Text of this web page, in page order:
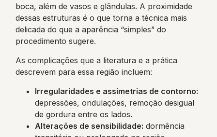
boca, além de vasos e glândulas. A proximidade
dessas estruturas é o que torna a técnica mais
delicada do que a aparência “simples” do
procedimento sugere.
As complicações que a literatura e a prática
descrevem para essa região incluem:
Irregularidades e assimetrias de contorno:
depressões, ondulações, remoção desigual
de gordura entre os lados.
Alterações de sensibilidade: dormência